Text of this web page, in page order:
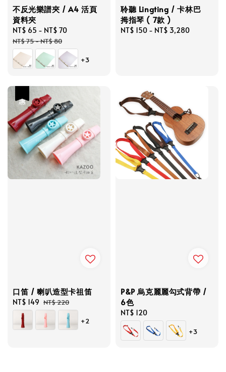
不反光樂譜夾 / A4 活頁
資料夾
Sale
price
NT$ 65 - NT$ 70
NT$ 75-NT$ 80
+3
聆聽 Lingting / 卡林巴
拇指琴 ( 7款 )
Regular
NT$ 150 - NT$ 3,280
口笛 / 喇叭造型卡祖笛
Sale
price
NT$ 149 Regular
price
NT$ 220
+2
P&P 烏克麗麗勾式背帶 /
6色
Regular
price
NT$ 120
+3